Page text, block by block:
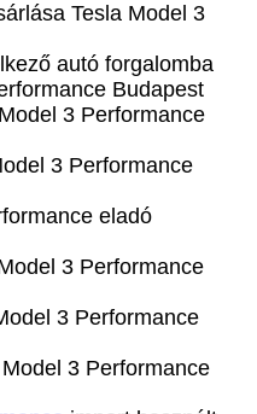
Tesla Model 3
autó forgalomba
Budapest
3 Performance
3 Performance
eladó
3 Performance
3 Performance
3 Performance